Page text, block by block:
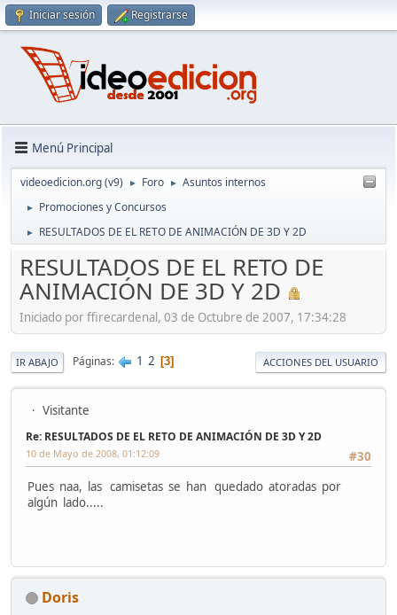
Iniciar sesión Registrarse
Menú Principal
videoedicion.org (v9) ► Foro ► Asuntos internos
► Promociones y Concursos
► RESULTADOS DE EL RETO DE ANIMACIÓN DE 3D Y 2D
RESULTADOS DE EL RETO DE
ANIMACIÓN DE 3D Y 2D
Iniciado por ffirecardenal, 03 de Octubre de 2007, 17:34:28
IR ABAJO Páginas 1 2 3 ACCIONES DEL USUARIO
Visitante
Re: RESULTADOS DE EL RETO DE ANIMACIÓN DE 3D Y 2D
#30
10 de Mayo de 2008, 01:12:09
Pues naa, las camisetas se han quedado atoradas por
algún lado.....
Doris